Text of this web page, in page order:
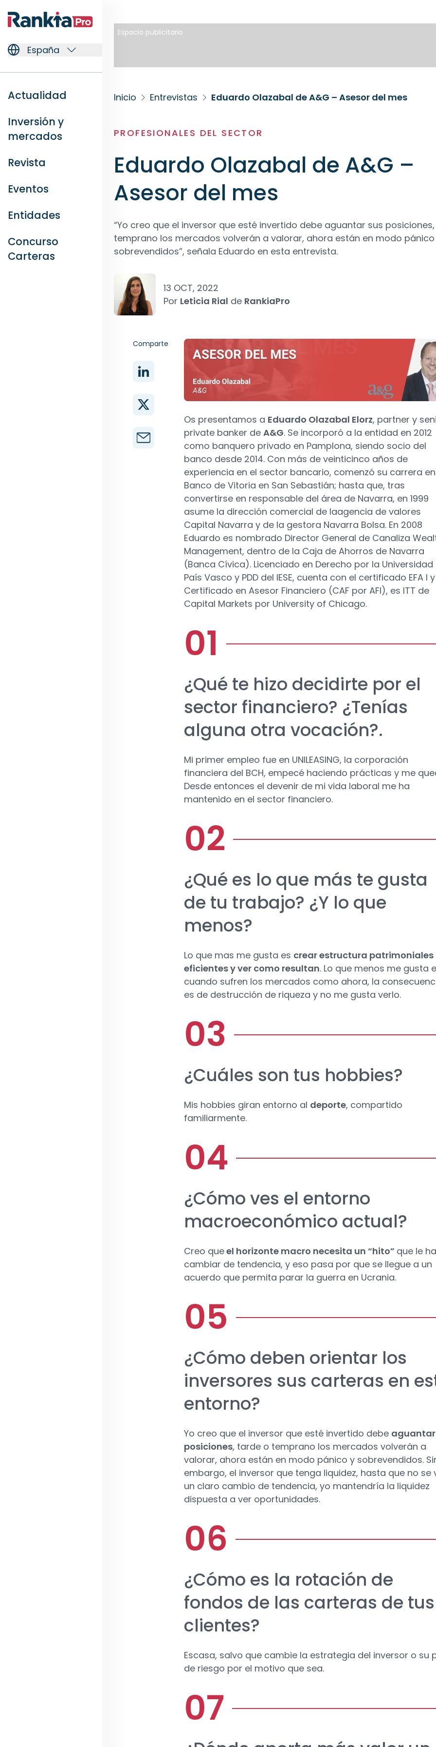
España
Actualidad
Inversión y
mercados
Revista
Eventos
Entidades
Concurso
Carteras
Espacio publicitario
Inicio Entrevistas Eduardo Olazabal de A&G – Asesor del mes
PROFESIONALES DEL SECTOR
Eduardo Olazabal de A&G –
Asesor del mes
“Yo creo que el inversor que esté invertido debe aguantar sus
temprano los mercados volverán a valorar, ahora están en modo
sobrevendidos”, señala Eduardo en esta entrevista.
13 OCT, 2022
Por Leticia Rial de RankiaPro
Comparte
Os presentamos a Eduardo Olazabal Elorz, partner y
private banker de A&G. Se incorporó a la entidad en 2012
como banquero privado en Pamplona, siendo socio del
banco desde 2014. Con más de veinticinco años de
experiencia en el sector bancario, comenzó su carrera en
Banco de Vitoria en San Sebastián; hasta que, tras
convertirse en responsable del área de Navarra, en 1999
asume la dirección comercial de laagencia de valores
Capital Navarra y de la gestora Navarra Bolsa. En 2008
Eduardo es nombrado Director General de Canaliza
Management, dentro de la Caja de Ahorros de Navarra
(Banca Cívica). Licenciado en Derecho por la Universidad
País Vasco y PDD del IESE, cuenta con el certificado EFA I y
Certificado en Asesor Financiero (CAF por AFI), es ITT de
Capital Markets por University of Chicago.
¿Qué te hizo decidirte por el
sector financiero? ¿Tenías
alguna otra vocación?.
Mi primer empleo fue en UNILEASING, la corporación
financiera del BCH, empecé haciendo prácticas y me
Desde entonces el devenir de mi vida laboral me ha
mantenido en el sector financiero.
¿Qué es lo que más te gusta
de tu trabajo? ¿Y lo que
menos?
Lo que mas me gusta es crear estructura patrimoniales
eficientes y ver como resultan. Lo que menos me gusta
cuando sufren los mercados como ahora, la
es de destrucción de riqueza y no me gusta verlo.
¿Cuáles son tus hobbies?
Mis hobbies giran entorno al deporte, compartido
familiarmente.
¿Cómo ves el entorno
macroeconómico actual?
Creo queel horizonte macro necesita un “hito” que le
cambiar de tendencia, y eso pasa por que se llegue a un
acuerdo que permita parar la guerra en Ucrania.
¿Cómo deben orientar los
inversores sus carteras en
entorno?
Yo creo que el inversor que esté invertido debe
posiciones, tarde o temprano los mercados volverán a
valorar, ahora están en modo pánico y sobrevendidos.
embargo, el inversor que tenga liquidez, hasta que no se
un claro cambio de tendencia, yo mantendría la liquidez
dispuesta a ver oportunidades.
¿Cómo es la rotación de
fondos de las carteras de tus
clientes?
Escasa, salvo que cambie la estrategia del inversor o su
de riesgo por el motivo que sea.